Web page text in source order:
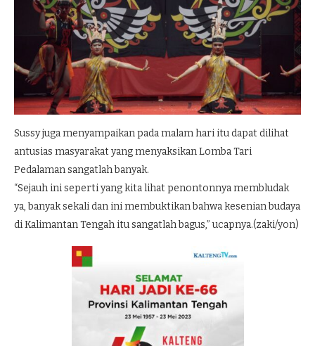
Sussy juga menyampaikan pada malam hari itu dapat dilihat
antusias masyarakat yang menyaksikan Lomba Tari
Pedalaman sangatlah banyak.
“Sejauh ini seperti yang kita lihat penontonnya membludak
ya, banyak sekali dan ini membuktikan bahwa kesenian budaya
di Kalimantan Tengah itu sangatlah bagus,” ucapnya.(zaki/yon)